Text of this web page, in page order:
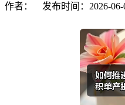
作者： 发布时间：2026-06-